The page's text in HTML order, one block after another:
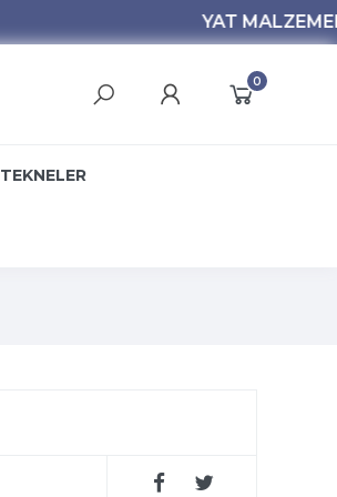
0
TEKNELER